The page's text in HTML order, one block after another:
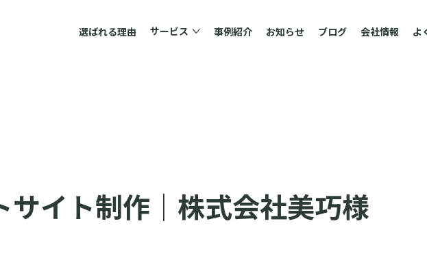
選ばれる理由 サービス 事例紹介 お知らせ ブログ 会社情報 よ
サイト制作｜株式会社美巧様